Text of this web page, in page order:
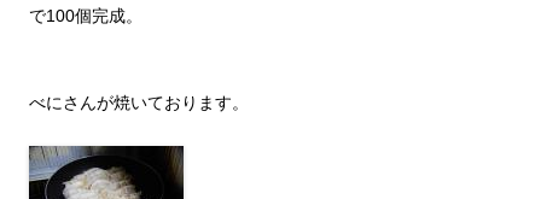
で100個完成。
べにさんが焼いております。